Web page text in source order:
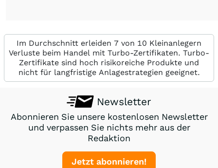
Im Durchschnitt erleiden 7 von 10 Kleinanlegern
Verluste beim Handel mit Turbo-Zertifikaten. Turbo-
Zertifikate sind hoch risikoreiche Produkte und
nicht für langfristige Anlagestrategien geeignet.
Newsletter
Abonnieren Sie unsere kostenlosen Newsletter
und verpassen Sie nichts mehr aus der
Redaktion
Jetzt abonnieren!